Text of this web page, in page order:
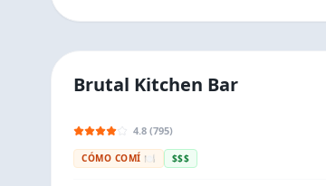
Brutal Kitchen Bar
4.8 (795)
CÓMO COMÍ 🍽️ $$$